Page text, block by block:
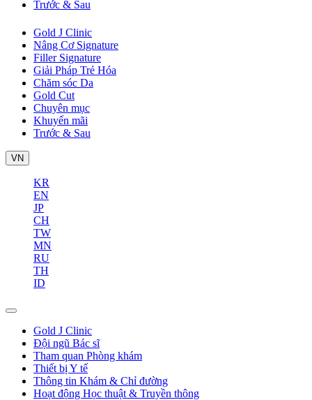
Trước & Sau
Gold J Clinic
Nâng Cơ Signature
Filler Signature
Giải Pháp Trẻ Hóa
Chăm sóc Da
Gold Cut
Chuyên mục
Khuyến mãi
Trước & Sau
VN
KR
EN
JP
CH
TW
MN
RU
TH
ID
Gold J Clinic
Đội ngũ Bác sĩ
Tham quan Phòng khám
Thiết bị Y tế
Thông tin Khám & Chỉ đường
Hoạt động Học thuật & Truyền thông